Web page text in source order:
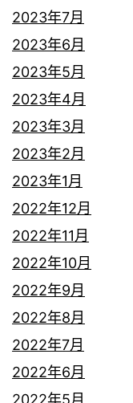
2023年7月
2023年6月
2023年5月
2023年4月
2023年3月
2023年2月
2023年1月
2022年12月
2022年11月
2022年10月
2022年9月
2022年8月
2022年7月
2022年6月